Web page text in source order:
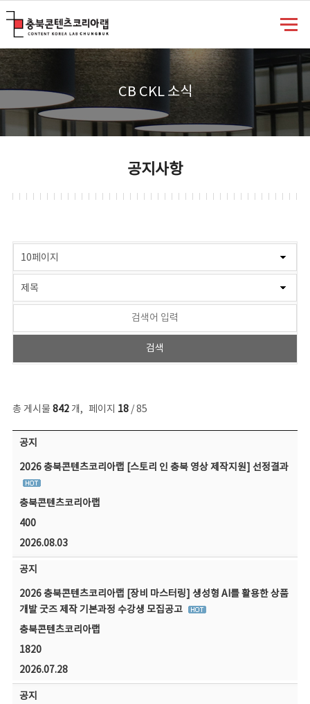
CB CKL 소식
공지사항
총 게시물 842개, 페이지 18/ 85
공지사항 목록 - 번호, 제목, 작성자, 파일, 조회수, 작성일 정보 제공
공지
2026 충북콘텐츠코리아랩 [스토리 인 충북 영상 제작지원] 선정결과
충북콘텐츠코리아랩
400
2026.08.03
공지
2026 충북콘텐츠코리아랩 [장비 마스터링] 생성형 AI를 활용한 상품
개발 굿즈 제작 기본과정 수강생 모집공고
충북콘텐츠코리아랩
1820
2026.07.28
공지